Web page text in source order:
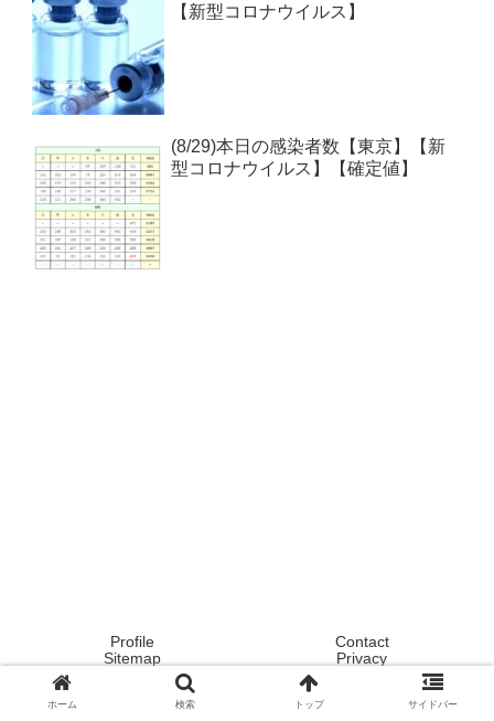
【新型コロナウイルス】
(8/29)本日の感染者数【東京】【新
型コロナウイルス】【確定値】
Profile
Contact
Sitemap
Privacy
Copyright © 2020 Tokyo ! Japan ! Life now ! All Rights Reserved.
ホーム 検索 トップ サイドバー